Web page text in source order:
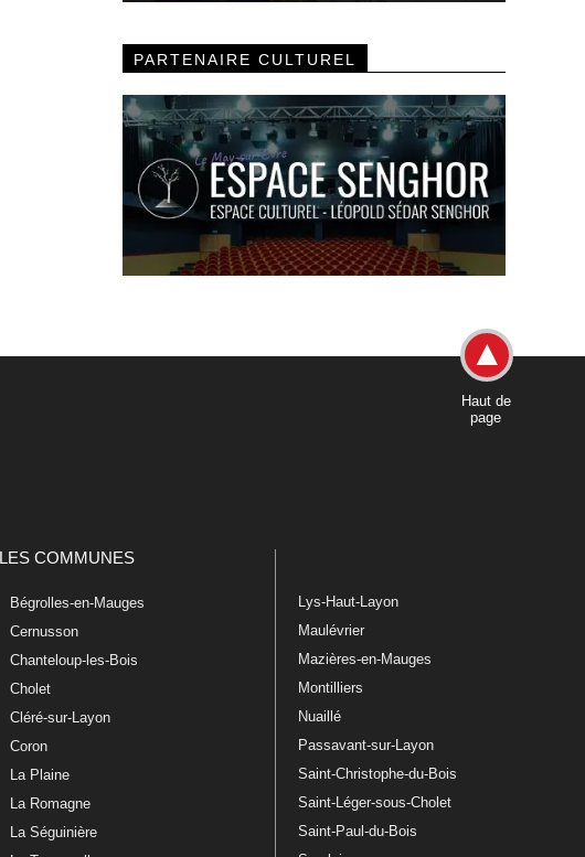
PARTENAIRE CULTUREL
Haut de
page
LES COMMUNES
Bégrolles-en-Mauges
Cernusson
Chanteloup-les-Bois
Cholet
Cléré-sur-Layon
Coron
La Plaine
La Romagne
La Séguinière
Lys-Haut-Layon
Maulévrier
Mazières-en-Mauges
Montilliers
Nuaillé
Passavant-sur-Layon
Saint-Christophe-du-Bois
Saint-Léger-sous-Cholet
Saint-Paul-du-Bois